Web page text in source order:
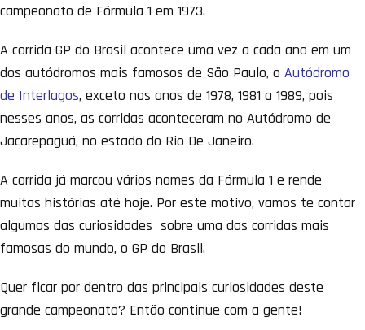
campeonato de Fórmula 1 em 1973.
A corrida GP do Brasil acontece uma vez a cada ano em um
dos autódromos mais famosos de São Paulo, o Autódromo
de Interlagos, exceto nos anos de 1978, 1981 a 1989, pois
nesses anos, as corridas aconteceram no Autódromo de
Jacarepaguá, no estado do Rio De Janeiro.
A corrida já marcou vários nomes da Fórmula 1 e rende
muitas histórias até hoje. Por este motivo, vamos te contar
algumas das curiosidades sobre uma das corridas mais
famosas do mundo, o GP do Brasil.
Quer ficar por dentro das principais curiosidades deste
grande campeonato? Então continue com a gente!